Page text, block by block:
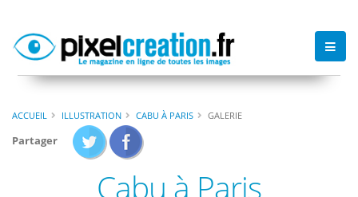
ACCUEIL ILLUSTRATION CABU À PARIS GALERIE
Partager
Cabu à Paris